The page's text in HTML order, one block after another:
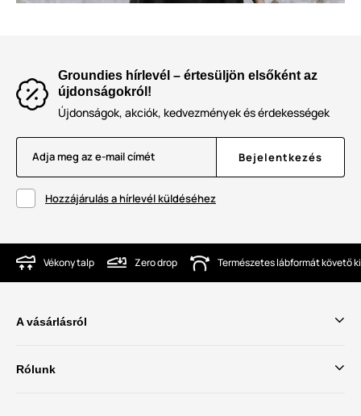
Groundies hírlevél – értesüljön elsőként az
újdonságokról!
Újdonságok, akciók, kedvezmények és érdekességek
Adja meg az e-mail címét Bejelentkezés
Hozzájárulás a hírlevél küldéséhez
Vékony talp Zero drop Természetes lábformát követő
A vásárlásról
Rólunk